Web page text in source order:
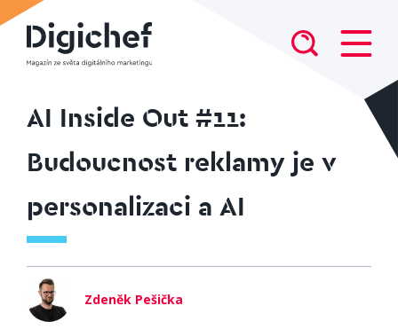
AI Inside Out #11:
Budoucnost reklamy je v
personalizaci a AI
Zdeněk Pešička